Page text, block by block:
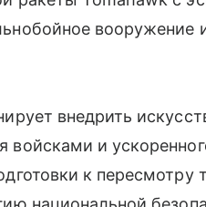
вооружение
внедрить
войсками и
к